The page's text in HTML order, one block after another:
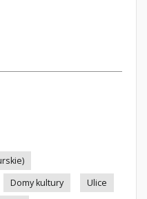
Domy kultury
Ulice